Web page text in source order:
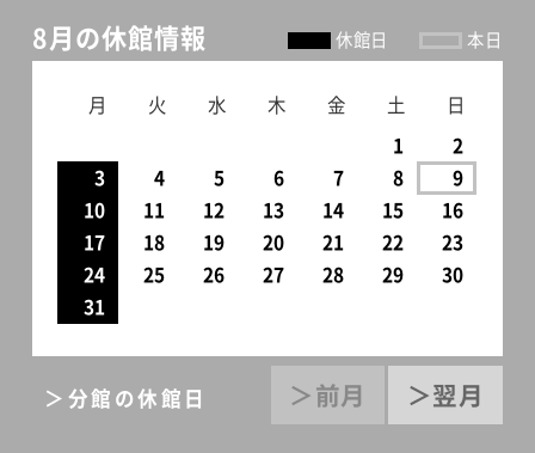
8月の休館情報 休館日 本日
月 火 水 木 金 土 日
1
2
3
4 5 6 7 8
9
10
11 12 13 14 15
16
17
18 19 20 21 22
23
24
25 26 27 28 29
30
31
＞前月 ＞翌月
＞分館の休館日